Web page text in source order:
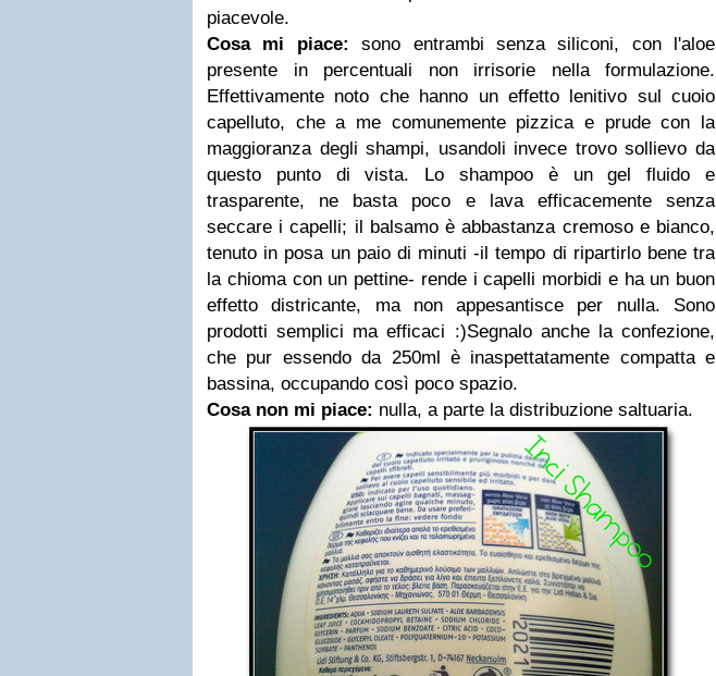
piacevole.
Cosa mi piace:sono entrambi senza siliconi, con l'aloe
presente in percentuali non irrisorie nella formulazione.
Effettivamente noto che hanno un effetto lenitivo sul cuoio
capelluto, che a me comunemente pizzica e prude con la
maggioranza degli shampi, usandoli invece trovo sollievo da
questo punto di vista. Lo shampoo è un gel fluido e
trasparente, ne basta poco e lava efficacemente senza
seccare i capelli; il balsamo è abbastanza cremoso e bianco,
tenuto in posa un paio di minuti -il tempo di ripartirlo bene tra
la chioma con un pettine- rende i capelli morbidi e ha un buon
effetto districante, ma non appesantisce per nulla. Sono
prodotti semplici ma efficaci :)Segnalo anche la confezione,
che pur essendo da 250ml è inaspettatamente compatta e
bassina, occupando così poco spazio.
Cosa non mi piace: nulla, a parte la distribuzione saltuaria.